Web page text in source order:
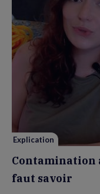
Explication
Contamination
faut savoir